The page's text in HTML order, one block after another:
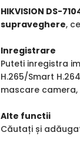
HIKVISION DS-
supraveghere,
Inregistrare
Puteti inregistra
H.265/Smart
mascare camera,
Alte functii
Căutați și